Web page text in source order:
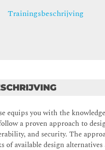
Trainingsbeschrijving
equips you with the
a proven approach to
and security. The
of available design